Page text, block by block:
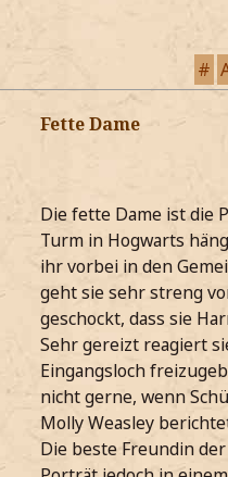
#
Fette Dame
Die fette Dame ist die
Turm in Hogwarts
ihr vorbei in den
geht sie sehr streng
geschockt, dass sie
Sehr gereizt reagiert
Eingangsloch
nicht gerne, wenn
Molly Weasley
Die beste Freundin